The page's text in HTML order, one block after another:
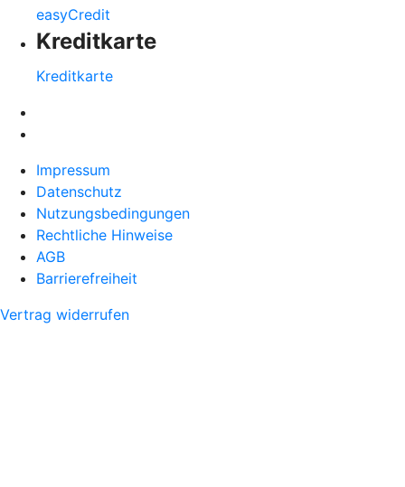
easyCredit
Kreditkarte
Kreditkarte
Impressum
Datenschutz
Nutzungsbedingungen
Rechtliche Hinweise
AGB
Barrierefreiheit
Vertrag widerrufen